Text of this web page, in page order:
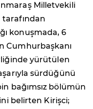
Milletvekili
tarafından
konuşmada, 6
Cumhurbaşkanı
yürütülen
sürdüğünü
bağımsız bölümün
belirten Kirişci;